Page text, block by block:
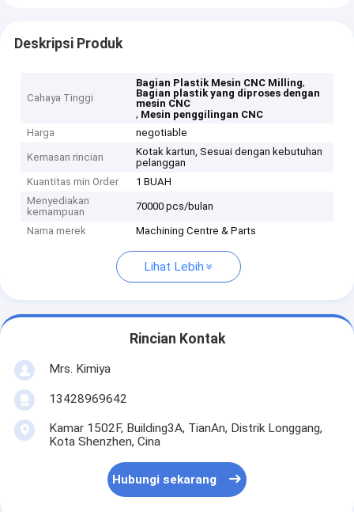
penggilingan mesin penggilingan mesin penggilingan
penggilingan mesin penggi
Deskripsi Produk
Cahaya Tinggi
Bagian Plastik Mesin CNC Milling,
Bagian plastik yang diproses dengan
mesin CNC
, Mesin penggilingan CNC
Harga
negotiable
Kemasan rincian
Kotak kartun, Sesuai dengan kebutuhan
pelanggan
Kuantitas min Order
1 BUAH
Menyediakan
kemampuan
70000 pcs/bulan
Nama merek Machining Centre & Parts
Lihat Lebih
Rincian Kontak
Mrs. Kimiya
13428969642
Kamar 1502F, Building3A, TianAn, Distrik Longgang,
Kota Shenzhen, Cina
Hubungi sekarang